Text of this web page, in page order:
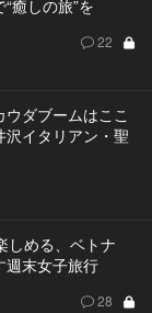
癒しの旅”を
22
ダブームはここ
イタリアン・聖
しめる、ベトナ
週末女子旅行
28